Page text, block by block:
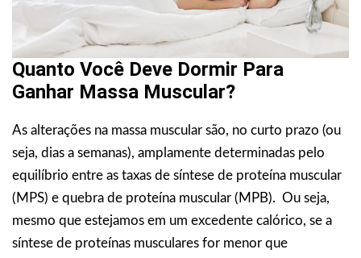
Quanto Você Deve Dormir Para
Ganhar Massa Muscular?
As alterações na massa muscular são, no curto prazo (ou
seja, dias a semanas), amplamente determinadas pelo
equilíbrio entre as taxas de síntese de proteína muscular
(MPS) e quebra de proteína muscular (MPB). Ou seja,
mesmo que estejamos em um excedente calórico, se a
síntese de proteínas musculares for menor que